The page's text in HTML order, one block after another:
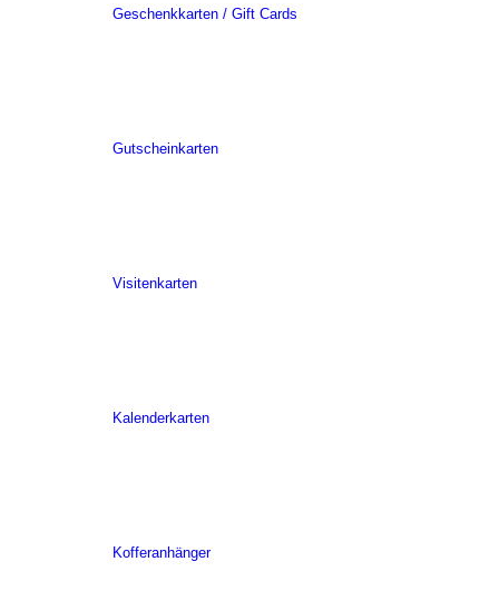
Geschenkkarten / Gift Cards
Gutscheinkarten
Visitenkarten
Kalenderkarten
Kofferanhänger